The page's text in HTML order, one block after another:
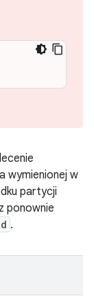
wymienionej w
partycji
ponownie
.